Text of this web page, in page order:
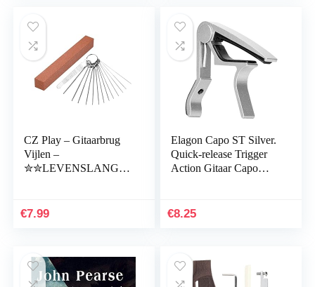
gitaar en ukelele
CZ Play – Gitaarbrug
Vijlen –
✮✮LEVENSLANGE
Naaldvijlen,
Snaarinstrument
Reparatie en Onderhoud
€7.99
Elagon Capo ST Silver.
Quick-release Trigger
Action Gitaar Capo
klassieke gitaar, ukelele,
€8.25